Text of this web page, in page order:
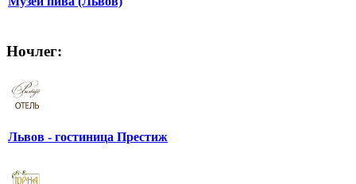
Ночлег:
Львов - гостиница Престиж